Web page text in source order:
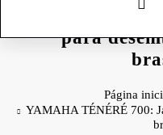
YAMAHA
para
Página
YAMAHA TÉNÉRÉ 700: